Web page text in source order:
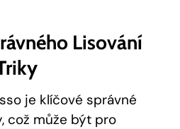
Lisování
je klíčové správné
což může být pro